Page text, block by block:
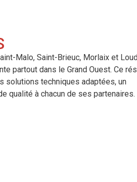
Malo, Saint-Brieuc, Morlaix et
partout dans le Grand Ouest. Ce
solutions techniques adaptées, un
qualité à chacun de ses partenaires.